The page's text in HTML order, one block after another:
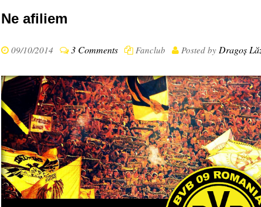
Ne afiliem
09/10/2014 3 Comments Fanclub Posted by Dragoș